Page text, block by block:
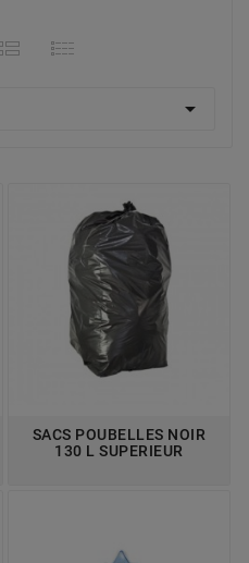
DES ODEURS

SACS POUBELLES NOIR
130 L SUPERIEUR